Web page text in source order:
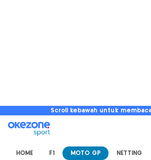
Scroll kebawah untuk
HOME F1 MOTO GP NETTING